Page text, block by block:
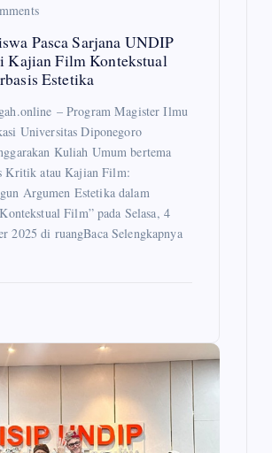
Pasca Sarjana UNDIP
Kajian Film Kontekstual
Estetika
– Program Magister Ilmu
Universitas Diponegoro
Kuliah Umum bertema
Kritik atau Kajian Film:
Argumen Estetika dalam
Film” pada Selasa, 4
2025 di ruangBaca Selengkapnya